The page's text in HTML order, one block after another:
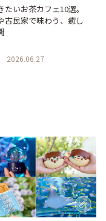
たいお茶カフェ10選。
古民家で味わう、癒し
2026.06.27